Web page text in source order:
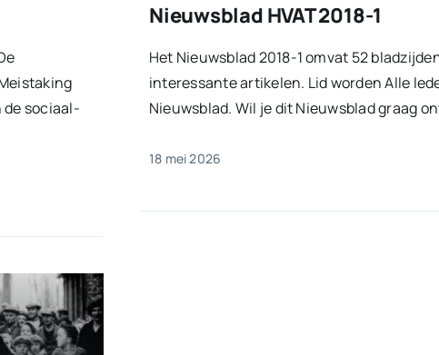
de sociaal-
Nieuwsblad HVAT 2018-1
Het Nieuwsblad 2018-1 omvat 52
interessante artikelen. Lid worden Alle
Nieuwsblad. Wil je dit Nieuwsblad graag
18 mei 2026